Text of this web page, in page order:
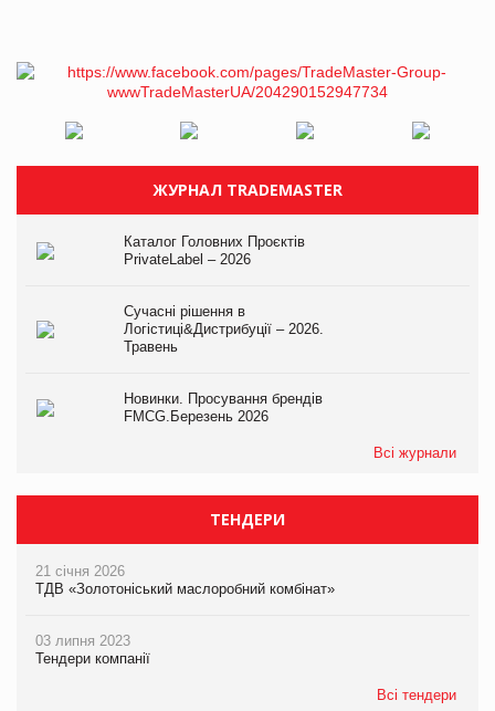
ЖУРНАЛ TRADEMASTER
Каталог Головних Проєктів
PrivateLabel – 2026
Сучасні рішення в
Логістиці&Дистрибуції – 2026.
Травень
Новинки. Просування брендів
FMCG.Березень 2026
Всі журнали
ТЕНДЕРИ
21 січня 2026
ТДВ «Золотоніський маслоробний комбінат»
03 липня 2023
Тендери компанії
Всі тендери